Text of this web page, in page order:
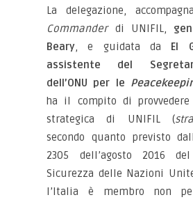
La delegazione,
Commanderdi UNIFIL,
Beary, e guidata da El
assistente del
dell’ONU per le
ha il compito di
strategica di UNIFIL (
secondo quanto previsto
2305 dell’agosto 2016
Sicurezza delle Nazioni
l’Italia è membro non